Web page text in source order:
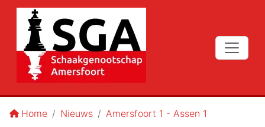
Home Nieuws Amersfoort 1 - Assen 1